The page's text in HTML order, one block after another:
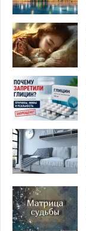
т
ь
р
е
р
ц
и